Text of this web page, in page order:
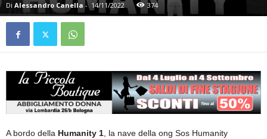
Di Alessandro Canella - 14/11/2022 374
A bordo della Humanity 1, la nave della ong Sos Humanity